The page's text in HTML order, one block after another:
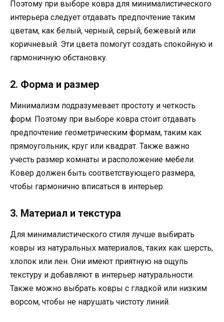
Поэтому при выборе ковра для минималистического
интерьера следует отдавать предпочтение таким
цветам, как белый, черный, серый, бежевый или
коричневый. Эти цвета помогут создать спокойную и
гармоничную обстановку.
2. Форма и размер
Минимализм подразумевает простоту и четкость
форм. Поэтому при выборе ковра стоит отдавать
предпочтение геометрическим формам, таким как
прямоугольник, круг или квадрат. Также важно
учесть размер комнаты и расположение мебели.
Ковер должен быть соответствующего размера,
чтобы гармонично вписаться в интерьер.
3. Материал и текстура
Для минималистического стиля лучше выбирать
ковры из натуральных материалов, таких как шерсть,
хлопок или лен. Они имеют приятную на ощупь
текстуру и добавляют в интерьер натуральности.
Также можно выбрать ковры с гладкой или низким
ворсом, чтобы не нарушать чистоту линий.